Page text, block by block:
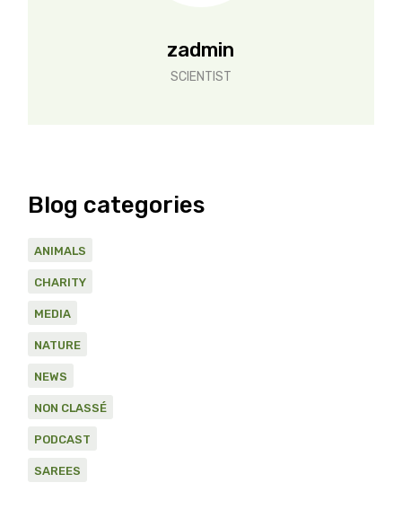
zadmin
SCIENTIST
Blog categories
ANIMALS
CHARITY
MEDIA
NATURE
NEWS
NON CLASSÉ
PODCAST
SAREES